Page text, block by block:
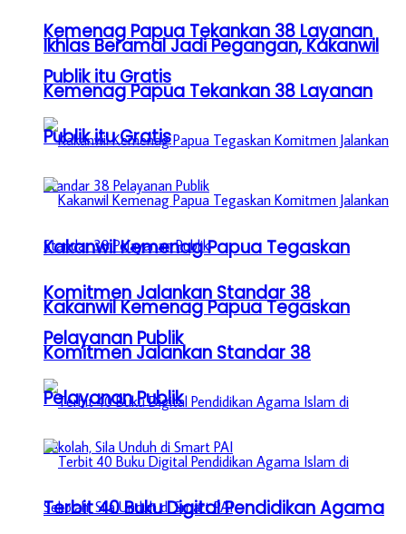
Kemenag Papua Tekankan 38 Layanan
Publik itu Gratis
Kakanwil Kemenag Papua Tegaskan
Komitmen Jalankan Standar 38
Pelayanan Publik
Terbit 40 Buku Digital Pendidikan Agama
Ikhlas Beramal Jadi Pegangan, Kakanwil
Kemenag Papua Tekankan 38 Layanan
Publik itu Gratis
Kakanwil Kemenag Papua Tegaskan
Komitmen Jalankan Standar 38
Pelayanan Publik